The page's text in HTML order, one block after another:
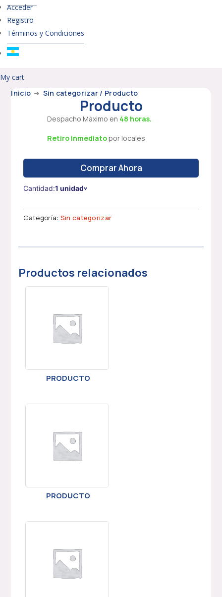
Acceder
Registro
Términos y Condiciones
My cart
Inicio ➜ Sin categorizar / Producto
Producto
Despacho Máximo en 48 horas.
Retiro inmediatopor locales
Comprar Ahora
Cantidad:1 unidad
Categoría: Sin categorizar
Productos relacionados
PRODUCTO
PRODUCTO